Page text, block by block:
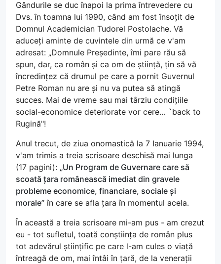
Gândurile se duc înapoi la prima întrevedere cu
Dvs. în toamna lui 1990, când am fost însoțit de
Domnul Academician Tudorel Postolache. Vă
aduceți aminte de cuvintele din urmă ce v'am
adresat: „Domnule Președinte, îmi pare rău să
spun, dar, ca român și ca om de știință, țin să vă
încredințez că drumul pe care a pornit Guvernul
Petre Roman nu are și nu va putea să atingă
succes. Mai de vreme sau mai târziu condițiile
social-economice deteriorate vor cere… `back to
Rugină"!
Anul trecut, de ziua onomastică la 7 Ianuarie 1994,
v'am trimis a treia scrisoare deschisă mai lunga
(17 pagini): „Un Program de Guvernare care să
scoată țara românească imediat din gravele
probleme economice, financiare, sociale și
morale” în care se afla țara în momentul acela.
În această a treia scrisoare mi-am pus - am crezut
eu - tot sufletul, toată conștiința de român plus
tot adevărul științific pe care l-am cules o viață
întreagă de om, mai întâi în țară, de la venerații